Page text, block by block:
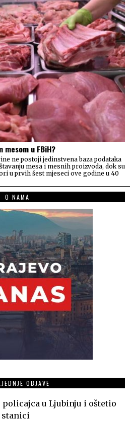
mesom u FBiH?
ne postoji jedinstvena baza podataka
mesa i mesnih proizvoda, dok su
u prvih šest mjeseci ove godine u 40
O NAMA
OBJAVE
u Ljubinju i oštetio